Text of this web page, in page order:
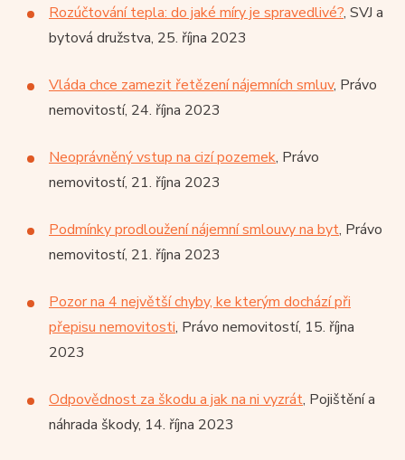
Rozúčtování tepla: do jaké míry je spravedlivé?, SVJ a
bytová družstva, 25. října 2023
Vláda chce zamezit řetězení nájemních smluv, Právo
nemovitostí, 24. října 2023
Neoprávněný vstup na cizí pozemek, Právo
nemovitostí, 21. října 2023
Podmínky prodloužení nájemní smlouvy na byt, Právo
nemovitostí, 21. října 2023
Pozor na 4 největší chyby, ke kterým dochází při
přepisu nemovitosti, Právo nemovitostí, 15. října
2023
Odpovědnost za škodu a jak na ni vyzrát, Pojištění a
náhrada škody, 14. října 2023